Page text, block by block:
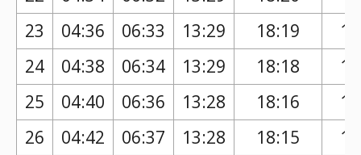
23
04:36 06:33 13:29 18:19
24
04:38 06:34 13:29 18:18
25
04:40 06:36 13:28 18:16
26
04:42 06:37 13:28 18:15